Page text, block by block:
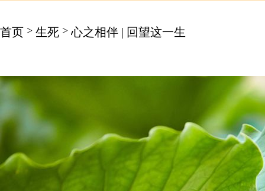
首页 > 生死 > 心之相伴 | 回望这一生